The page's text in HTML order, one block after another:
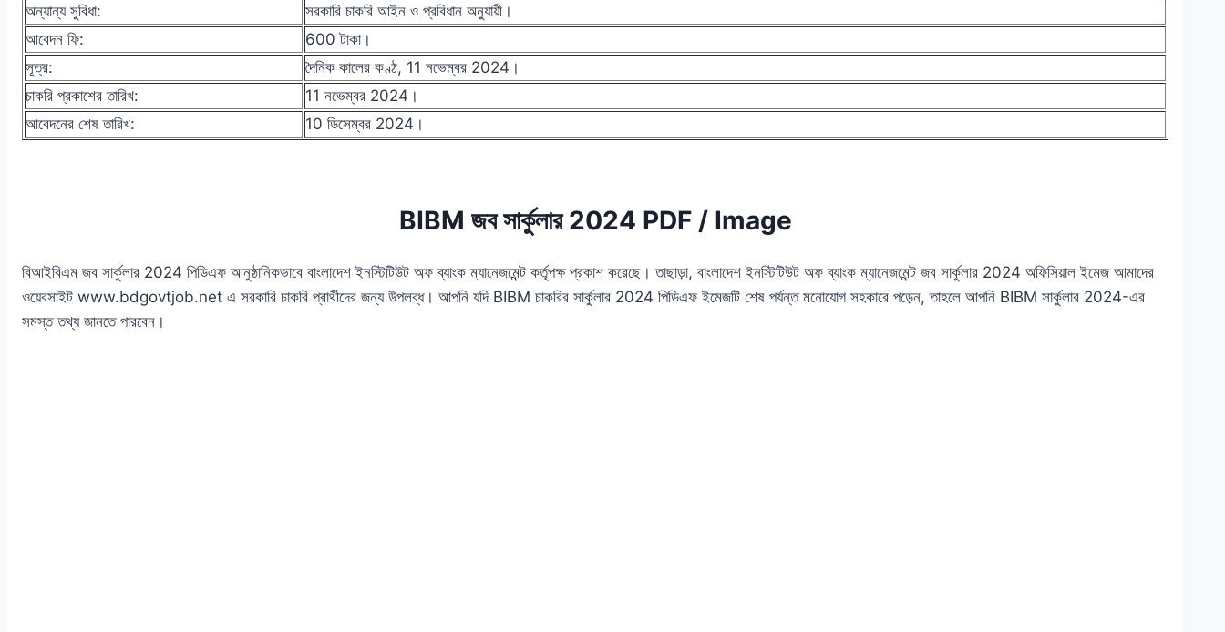
অন্যান্য সুবিধা:
সরকারি চাকরি আইন ও প্রবিধান অনুযায়ী।
আবেদন ফি:
600 টাকা।
সূত্র:
দৈনিক কালের কণ্ঠ, 11 নভেম্বর 2024।
চাকরি প্রকাশের তারিখ:
11 নভেম্বর 2024।
আবেদনের শেষ তারিখ:
10 ডিসেম্বর 2024।
BIBM জব সার্কুলার 2024 PDF / Image
বিআইবিএম জব সার্কুলার 2024 পিডিএফ আনুষ্ঠানিকভাবে বাংলাদেশ ইনস্টিটিউট অফ ব্যাংক ম্যানেজমেন্ট কর্তৃপক্ষ প্রকাশ করেছে। তাছাড়া, বাংলাদেশ ইনস্টিটিউট অফ ব্যাংক ম্যানেজমেন্ট জব সার্কুলার 2024 অফিসিয়াল ইমেজ আমাদের
ওয়েবসাইট www.bdgovtjob.net এ সরকারি চাকরি প্রার্থীদের জন্য উপলব্ধ। আপনি যদি BIBM চাকরির সার্কুলার 2024 পিডিএফ ইমেজটি শেষ পর্যন্ত মনোযোগ সহকারে পড়েন, তাহলে আপনি BIBM সার্কুলার 2024-এর
সমস্ত তথ্য জানতে পারবেন।